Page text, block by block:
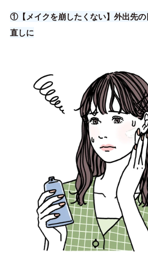
①【メイクを崩したくない】外出先の
直しに